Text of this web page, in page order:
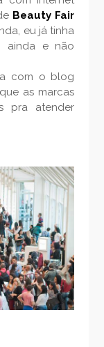
Beauty Fair
eu já tinha
ainda e não
com o blog
as marcas
pra atender